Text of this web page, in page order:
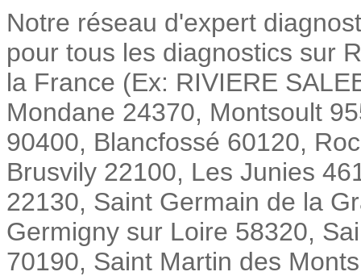
Notre réseau d'expert
pour tous les diagnostics sur
la France (Ex: RIVIERE
Mondane 24370, Montsoult
90400, Blancfossé 60120,
Brusvily 22100, Les Junies
22130, Saint Germain de la
Germigny sur Loire 58320,
70190, Saint Martin des